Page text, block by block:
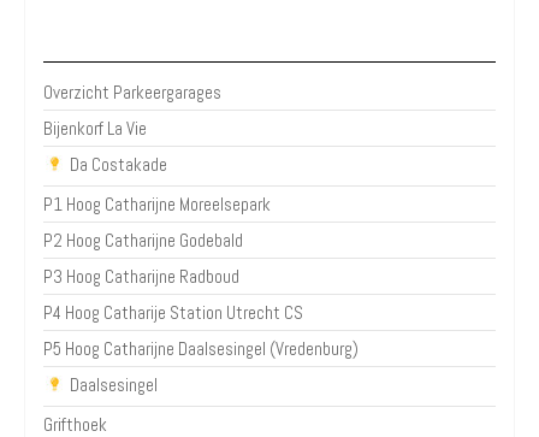
Overzicht Parkeergarages
Bijenkorf La Vie
Da Costakade
P1 Hoog Catharijne Moreelsepark
P2 Hoog Catharijne Godebald
P3 Hoog Catharijne Radboud
P4 Hoog Catharije Station Utrecht CS
P5 Hoog Catharijne Daalsesingel (Vredenburg)
Daalsesingel
Grifthoek